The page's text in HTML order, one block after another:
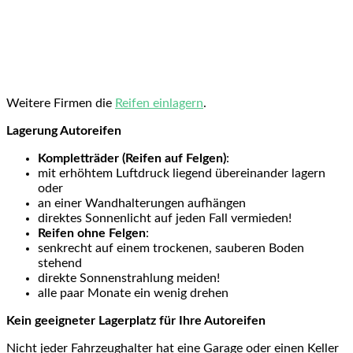
Weitere Firmen die Reifen einlagern.
Lagerung Autoreifen
Kompletträder (Reifen auf Felgen):
mit erhöhtem Luftdruck liegend übereinander lagern
oder
an einer Wandhalterungen aufhängen
direktes Sonnenlicht auf jeden Fall vermieden!
Reifen ohne Felgen:
senkrecht auf einem trockenen, sauberen Boden
stehend
direkte Sonnenstrahlung meiden!
alle paar Monate ein wenig drehen
Kein geeigneter Lagerplatz für Ihre Autoreifen
Nicht jeder Fahrzeughalter hat eine Garage oder einen Keller